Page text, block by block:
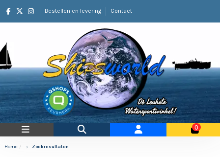
Bestellen en levering Contact
0
Home Zoekresultaten